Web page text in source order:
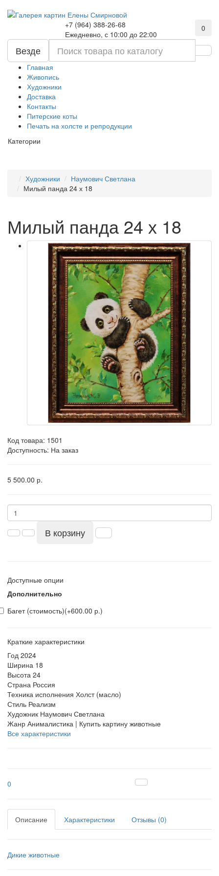
+7 (964) 388-26-68
Ежедневно, с 10:00 до 22:00
0
Везде
Главная
Живопись
Художники
Доставка
Контакты
Питерские коты
Печать на холсте и репродукции
Категории
Художники
Наумович Светлана
Милый панда 24 х 18
Милый панда 24 х 18
Код товара: 1501
Доступность: На заказ
5 500.00 р.
В корзину
Доступные опции
Дополнительно
Багет (стоимость)(+600.00 р.)
Краткие характеристики
Год 2024
Ширина 18
Высота 24
Страна Россия
Техника исполнения Холст (масло)
Стиль Реализм
Художник Наумович Светлана
Жанр Анималистика | Купить картину животные
Все характеристики
0
Описание Характеристики Отзывы (0)
Дикие животные